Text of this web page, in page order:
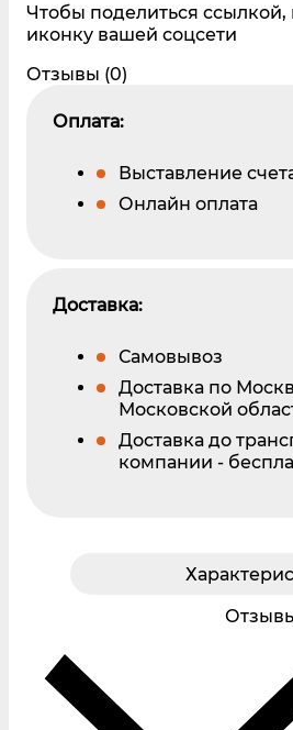
Чтобы поделиться
иконку вашей соцсети
Отзывы (0)
Оплата:
Выставление
Онлайн оплата
Доставка:
Самовывоз
Доставка по
Московской
Доставка до
компании -